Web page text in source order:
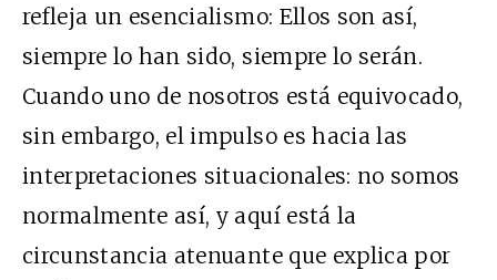
refleja un esencialismo: Ellos son así,
siempre lo han sido, siempre lo serán.
Cuando uno de nosotros está equivocado,
sin embargo, el impulso es hacia las
interpretaciones situacionales: no somos
normalmente así, y aquí está la
circunstancia atenuante que explica por